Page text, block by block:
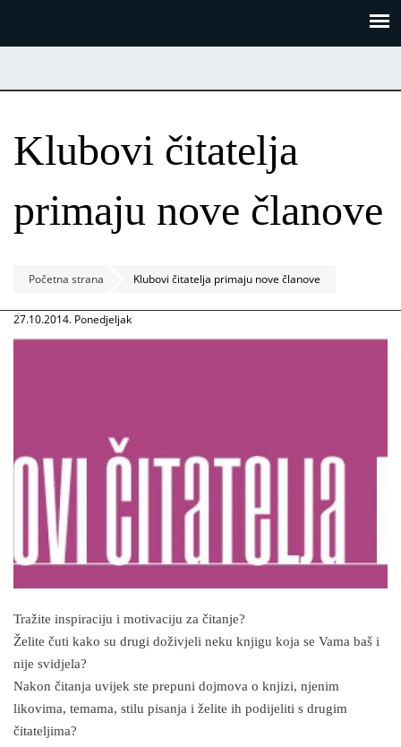
Klubovi čitatelja
primaju nove članove
Početna strana Klubovi čitatelja primaju nove članove
27.10.2014. Ponedjeljak
Tražite inspiraciju i motivaciju za čitanje?
Želite čuti kako su drugi doživjeli neku knjigu koja se Vama baš i
nije svidjela?
Nakon čitanja uvijek ste prepuni dojmova o knjizi, njenim
likovima, temama, stilu pisanja i želite ih podijeliti s drugim
čitateljima?